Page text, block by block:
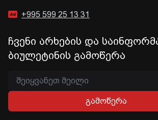
+995 599 25 13 31
ჩვენი არხების და
ბიულეტინის გამოწერა
გამოწერა